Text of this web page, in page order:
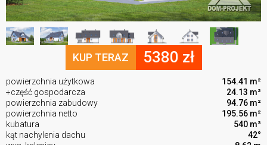
KUP TERAZ 5380 zł
powierzchnia użytkowa
154.41 m²
+część gospodarcza
24.13 m²
powierzchnia zabudowy
94.76 m²
powierzchnia netto
195.56 m²
kubatura
540 m³
kąt nachylenia dachu
42°